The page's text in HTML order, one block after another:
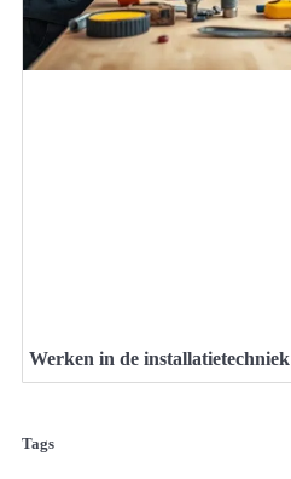
Werken in de installatietechniek
Tags